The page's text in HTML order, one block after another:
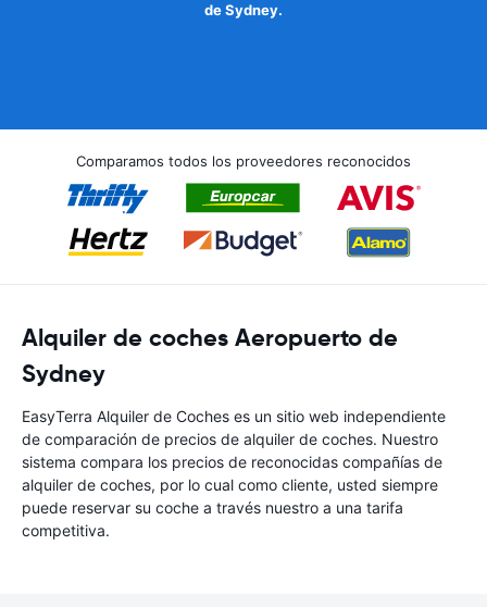
de Sydney.
Comparamos todos los proveedores reconocidos
Alquiler de coches Aeropuerto de
Sydney
EasyTerra Alquiler de Coches es un sitio web independiente
de comparación de precios de alquiler de coches. Nuestro
sistema compara los precios de reconocidas compañías de
alquiler de coches, por lo cual como cliente, usted siempre
puede reservar su coche a través nuestro a una tarifa
competitiva.